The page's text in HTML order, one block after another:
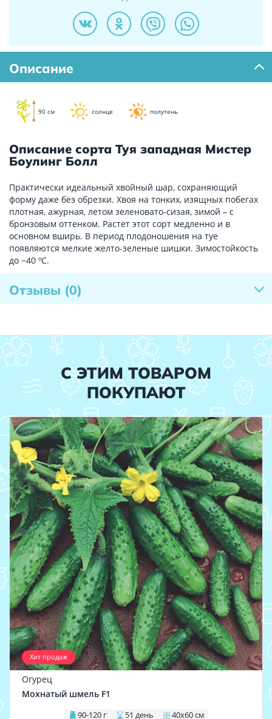
Описание
90 см солнце полутень
Описание сорта Туя западная Мистер
Боулинг Болл
Практически идеальный хвойный шар, сохраняющий
форму даже без обрезки. Хвоя на тонких, изящных побегах
плотная, ажурная, летом зеленовато-сизая, зимой – с
бронзовым оттенком. Растет этот сорт медленно и в
основном вширь. В период плодоношения на туе
появляются мелкие желто-зеленые шишки. Зимостойкость
до −40 ºС.
Отзывы (0)
С ЭТИМ ТОВАРОМ
ПОКУПАЮТ
Хит продаж
Огурец
Мохнатый шмель F1
90-120 г 51 день 40х60 см